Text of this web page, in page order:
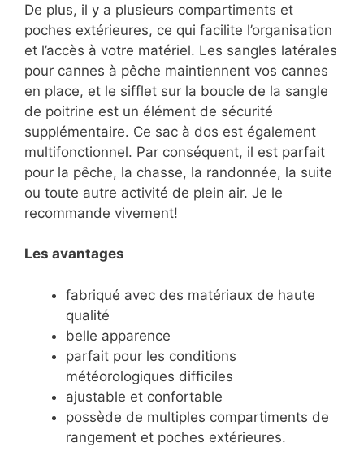
De plus, il y a plusieurs compartiments et
poches extérieures, ce qui facilite l’organisation
et l’accès à votre matériel. Les sangles latérales
pour cannes à pêche maintiennent vos cannes
en place, et le sifflet sur la boucle de la sangle
de poitrine est un élément de sécurité
supplémentaire. Ce sac à dos est également
multifonctionnel. Par conséquent, il est parfait
pour la pêche, la chasse, la randonnée, la suite
ou toute autre activité de plein air. Je le
recommande vivement!
Les avantages
fabriqué avec des matériaux de haute
qualité
belle apparence
parfait pour les conditions
météorologiques difficiles
ajustable et confortable
possède de multiples compartiments de
rangement et poches extérieures.